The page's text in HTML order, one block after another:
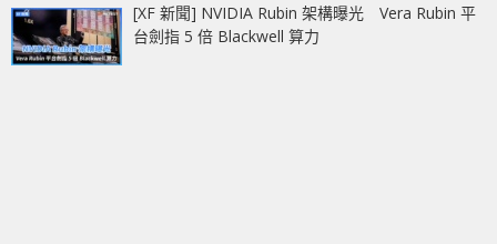
[XF 新聞] NVIDIA Rubin 架構曝光 Vera Rubin 平
台劍指 5 倍 Blackwell 算力